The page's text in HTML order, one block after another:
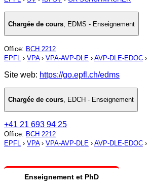
Chargée de cours EDMS - Enseignement
Office: BCH 2212
EPFL
› VPA› VPA-AVP-DLE › AVP-DLE-EDOC ›
Site web: https://go.epfl.ch/edms
Chargée de cours, EDCH - Enseignement
+41 21 693 94 25
Office: BCH 2212
EPFL › VPA› VPA-AVP-DLE › AVP-DLE-EDOC ›
Enseignement et PhD